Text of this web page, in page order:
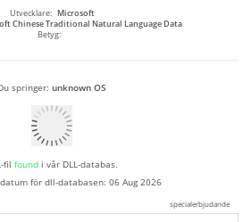
Utvecklare: Microsoft
Chinese Traditional Natural Language Data
Betyg:
springer: unknown OS
fil found i vår DLL-databas.
för dll-databasen: 06 Aug 2026
specialerbjudande